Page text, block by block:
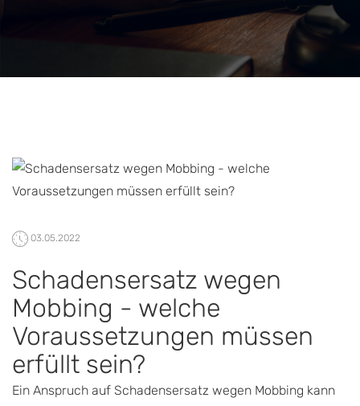
03.05.2022
Schadensersatz wegen
Mobbing - welche
Voraussetzungen müssen
erfüllt sein?
Ein Anspruch auf Schadensersatz wegen Mobbing kann